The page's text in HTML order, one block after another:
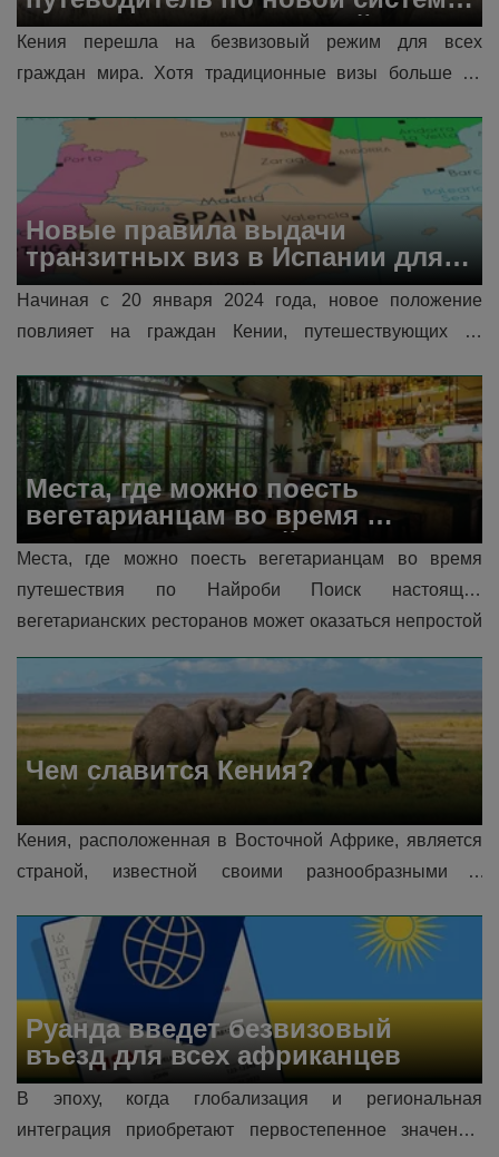
электронных разрешений на
въезд (ETA) в 2025 году!
Кения перешла на безвизовый режим для всех
граждан мира. Хотя традиционные визы больше не
иностранные путешественники (за искл�...
Новые правила выдачи
транзитных виз в Испании для
путешественников из Сенегала и
Кении
Начиная с 20 января 2024 года, новое положение
повлияет на граждан Кении, путешествующих за
планирует транзит через Испанию по пу�...
Места, где можно поесть
вегетарианцам во время
путешествия по Найроби
Места, где можно поесть вегетарианцам во время
путешествия по Найроби Поиск настоящих
вегетарианских ресторанов может оказаться непростой
задачей. Не все заведения преуспевают в
приготовлении исключительно растительных блюд или
в представлении аутентичного вегетарианского кул�...
Чем славится Кения?
Кения, расположенная в Восточной Африке, является
страной, известной своими разнообразными и
захватывающих дух природных ландша�...
Руанда введет безвизовый
въезд для всех африканцев
В эпоху, когда глобализация и региональная
интеграция приобретают первостепенное значение,